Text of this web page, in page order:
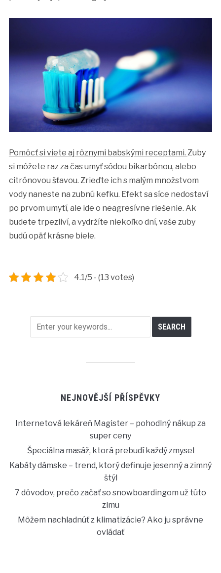
Pomôcť si viete aj rôznymi babskými receptami. Zuby
si môžete raz za čas umyť sódou bikarbónou, alebo
citrónovou šťavou. Zrieďte ich s malým množstvom
vody naneste na zubnú kefku. Efekt sa síce nedostaví
po prvom umytí, ale ide o neagresívne riešenie. Ak
budete trpezliví, a vydržíte niekoľko dní, vaše zuby
budú opäť krásne biele.
4.1/5 - (13 votes)
NEJNOVĚJŠÍ PŘÍSPĚVKY
Internetová lekáreň Magister – pohodlný nákup za
super ceny
Špeciálna masáž, ktorá prebudí každý zmysel
Kabáty dámske – trend, ktorý definuje jesenný a zimný
štýl
7 dôvodov, prečo začať so snowboardingom už túto
zimu
Môžem nachladnúť z klimatizácie? Ako ju správne
ovládať